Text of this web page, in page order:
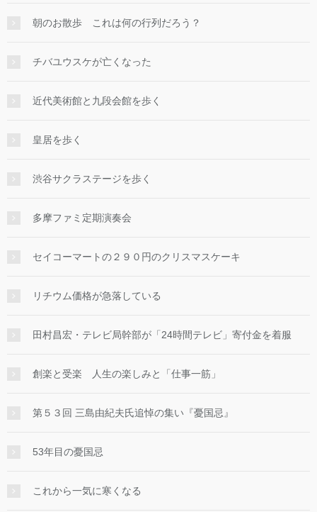
朝のお散歩 これは何の行列だろう？
チバユウスケが亡くなった
近代美術館と九段会館を歩く
皇居を歩く
渋谷サクラステージを歩く
多摩ファミ定期演奏会
セイコーマートの２９０円のクリスマスケーキ
リチウム価格が急落している
田村昌宏・テレビ局幹部が「24時間テレビ」寄付金を着服
創楽と受楽 人生の楽しみと「仕事一筋」
第５３回 三島由紀夫氏追悼の集い『憂国忌』
53年目の憂国忌
これから一気に寒くなる